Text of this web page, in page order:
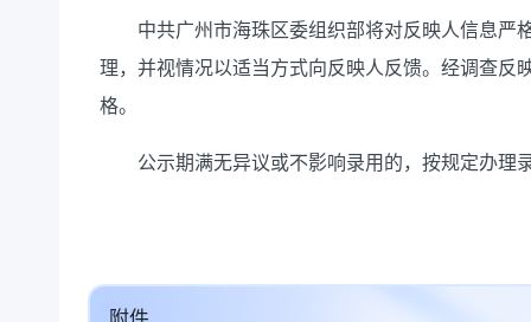
中共广州市海珠区委组织部将对反映人信息严
理，并视情况以适当方式向反映人反馈。经调查反
格。
公示期满无异议或不影响录用的，按规定办理